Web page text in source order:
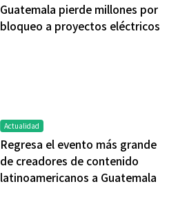
Guatemala pierde millones por
bloqueo a proyectos eléctricos
Actualidad
Regresa el evento más grande
de creadores de contenido
latinoamericanos a Guatemala